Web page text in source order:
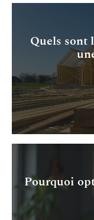
Quels sont
Pourquoi